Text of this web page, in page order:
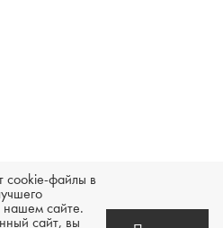
cookie-файлы в
нашем сайте.
сайт, вы